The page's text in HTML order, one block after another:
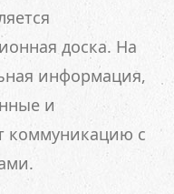
доска. На
информация,
и
коммуникацию с